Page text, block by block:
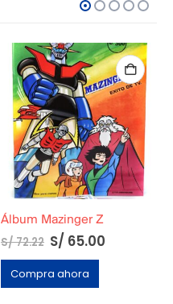
Álbum Mazinger Z
S/72.22 S/ 65.00
Compra ahora